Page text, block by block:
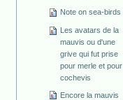
Note on sea-birds
Les avatars de la
mauvis ou d'une
grive qui fut prise
pour merle et pour
cochevis
Encore la mauvis